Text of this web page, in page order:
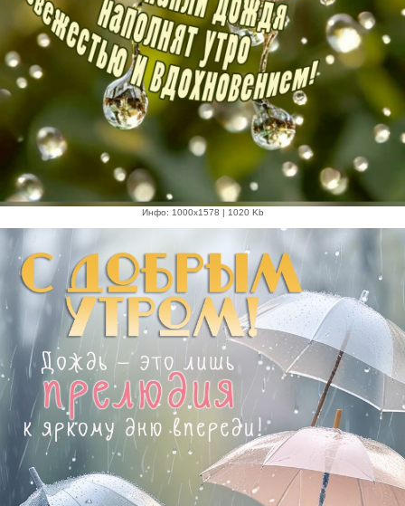
Инфо: 1000х1578 | 1020 Kb